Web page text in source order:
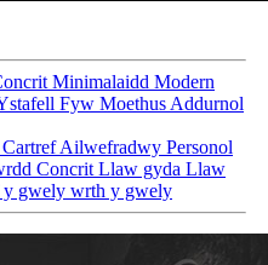
Minimalaidd Modern
Fyw Moethus Addurnol
Ailwefradwy Personol
Concrit Llaw gyda Llaw
y gwely wrth y gwely